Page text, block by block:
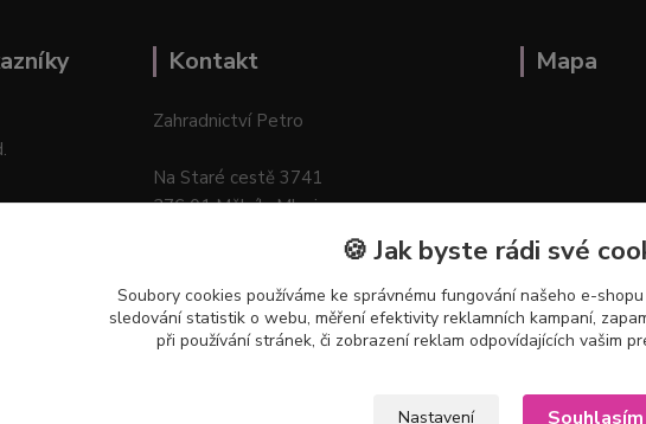
Kontakt
Zahradnictví Petro
Na Staré cestě 3741
276 01 Mělník–Mlazice
Mapa
🍪 Jak byste rádi své
Soubory cookies používáme ke správnému fungování našeho e-
sledování statistik o webu, měření efektivity reklamních kampaní,
při používání stránek, či zobrazení reklam odpovídajících vašim
Nastavení Souhlasím